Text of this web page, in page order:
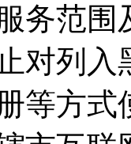
务范围
对列入
等方式